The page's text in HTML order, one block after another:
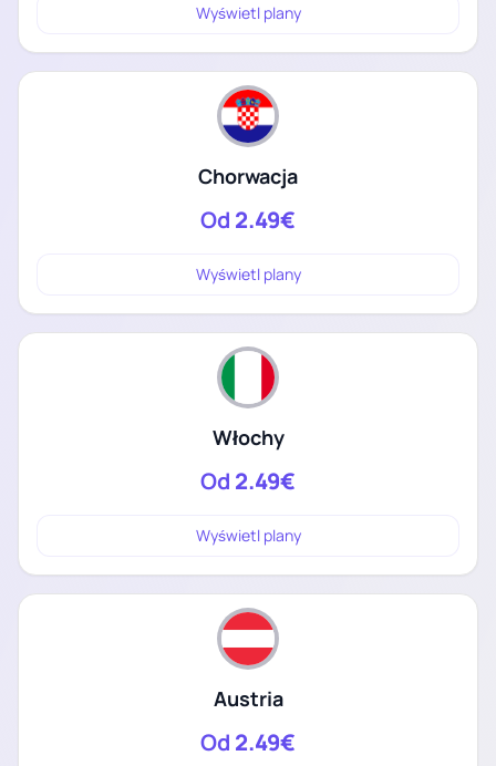
Wyświetl plany
Chorwacja
Od 2.49€
Wyświetl plany
Włochy
Od 2.49€
Wyświetl plany
Austria
Od 2.49€